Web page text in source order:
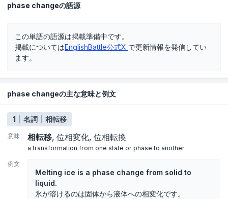
phase changeの語源
この単語の語源は掲載準備中です。
掲載についてはEnglishBattle公式X で更新情報を発信してい
ます。
phase changeの主な意味と例文
1 名詞 相転移
意味 相転移 位相変化 位相転換
a transformation from one state or phase to another
例文
Melting ice is a phase change from solid to
liquid.
氷が溶けるのは固体から液体への相変化です。